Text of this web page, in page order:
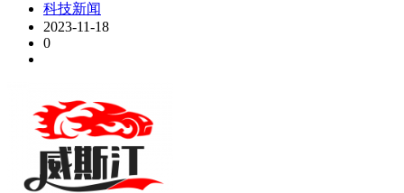
科技新闻
2023-11-18
0